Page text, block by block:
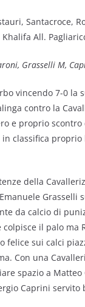
Santacroce,
All.
Grasselli M,
vincendo 7-0 la
contro la
e proprio scontro
classifica
della
Grasselli
da calcio di
il palo ma
felice sui calci
Con una
spazio a Matteo
Caprini servito